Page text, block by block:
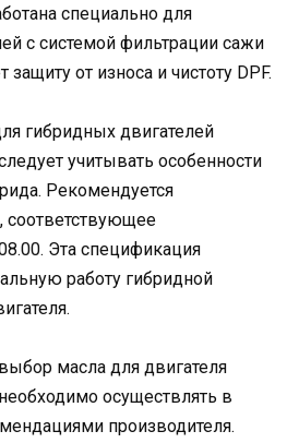
специально для
с системой фильтрации сажи
защиту от износа и чистоту DPF.
гибридных двигателей
учитывать особенности
Рекомендуется
соответствующее
Эта спецификация
работу гибридной
масла для двигателя
осуществлять в
производителя.